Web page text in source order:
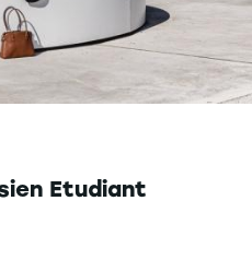
Etudiant